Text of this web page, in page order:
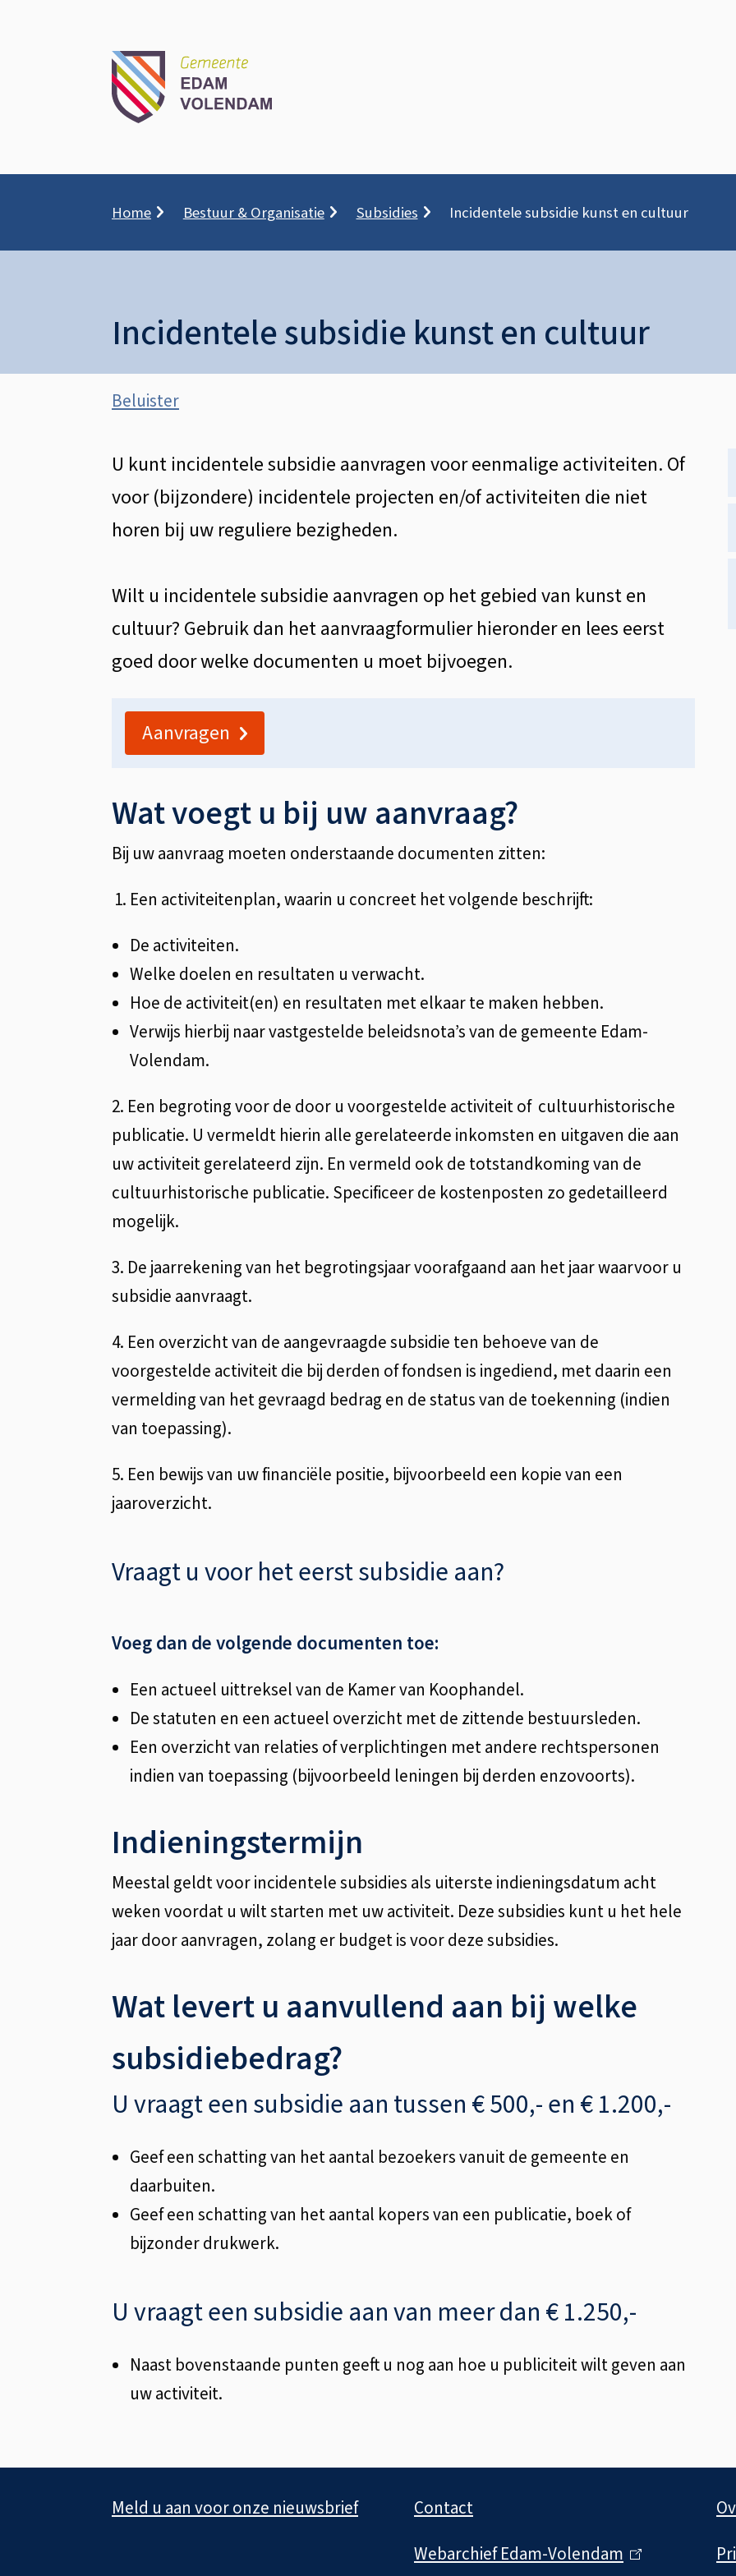
Kruimelpad
Home Bestuur & Organisatie Subsidies Incidentele subsidie kunst en cultuur
Incidentele subsidie kunst en cultuur
Assistentie
Beluister
subsidie
AlgemeenU kunt incidentele subsidie aanvragen voor eenmalige activiteiten. Of
voor (bijzondere) incidentele projecten en/of activiteiten die niet
horen bij uw reguliere bezigheden.
Wilt u incidentele subsidie aanvragen op het gebied van kunst en
cultuur? Gebruik dan het aanvraagformulier hieronder en lees eerst
goed door welke documenten u moet bijvoegen.
Aanvragen
Wat voegt u bij uw aanvraag?
Bij uw aanvraag moeten onderstaande documenten zitten:
Een activiteitenplan, waarin u concreet het volgende beschrijft:
De activiteiten.
Welke doelen en resultaten u verwacht.
Hoe de activiteit(en) en resultaten met elkaar te maken hebben.
Verwijs hierbij naar vastgestelde beleidsnota’s van de gemeente Edam-
Volendam.
2. Een begroting voor de door u voorgestelde activiteit of cultuurhistorische
publicatie. U vermeldt hierin alle gerelateerde inkomsten en uitgaven die aan
uw activiteit gerelateerd zijn. En vermeld ook de totstandkoming van de
cultuurhistorische publicatie. Specificeer de kostenposten zo gedetailleerd
mogelijk.
3. De jaarrekening van het begrotingsjaar voorafgaand aan het jaar waarvoor u
subsidie aanvraagt.
4. Een overzicht van de aangevraagde subsidie ten behoeve van de
voorgestelde activiteit die bij derden of fondsen is ingediend, met daarin een
vermelding van het gevraagd bedrag en de status van de toekenning (indien
van toepassing).
5. Een bewijs van uw financiële positie, bijvoorbeeld een kopie van een
jaaroverzicht.
Vraagt u voor het eerst subsidie aan?
Voeg dan de volgende documenten toe:
Een actueel uittreksel van de Kamer van Koophandel.
De statuten en een actueel overzicht met de zittende bestuursleden.
Een overzicht van relaties of verplichtingen met andere rechtspersonen
indien van toepassing (bijvoorbeeld leningen bij derden enzovoorts).
Indieningstermijn
Meestal geldt voor incidentele subsidies als uiterste indieningsdatum acht
weken voordat u wilt starten met uw activiteit. Deze subsidies kunt u het hele
jaar door aanvragen, zolang er budget is voor deze subsidies.
Wat levert u aanvullend aan bij welke
subsidiebedrag?
U vraagt een subsidie aan tussen € 500,- en € 1.200,-
Geef een schatting van het aantal bezoekers vanuit de gemeente en
daarbuiten.
Geef een schatting van het aantal kopers van een publicatie, boek of
bijzonder drukwerk.
U vraagt een subsidie aan van meer dan € 1.250,-
Naast bovenstaande punten geeft u nog aan hoe u publiciteit wilt geven aan
uw activiteit.
Meld u aan voor onze nieuwsbrief
Contact
Webarchief Edam-Volendam